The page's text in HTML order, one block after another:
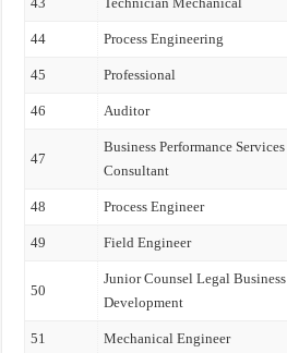
44 Process Engineering
45 Professional
46 Auditor
47
Business Performance Services
Consultant
48 Process Engineer
49 Field Engineer
50
Junior Counsel Legal Business
Development
51 Mechanical Engineer